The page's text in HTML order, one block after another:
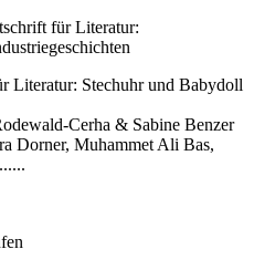
Literatur: Stechuhr und Babydoll
Cerha & Sabine Benzer
Dorner, Muhammet Ali Bas,